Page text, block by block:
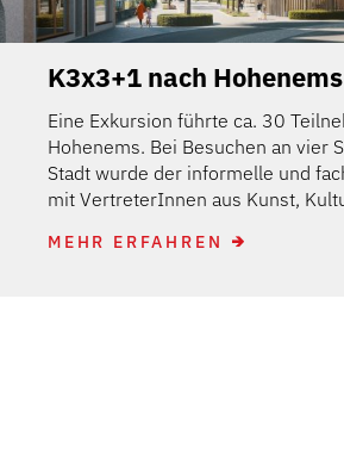
K3x3+1 nach
Eine Exkursion führte ca. 30
Hohenems. Bei Besuchen an vier
Stadt wurde der informelle und
mit VertreterInnen aus Kunst,
MEHR ERFAHREN